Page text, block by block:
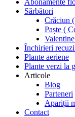
Sărbători
Crăciun
Paște (
Închirieri
Plante aeriene
Plante verzi la
Articole
Blog
Parteneri
Apariții
Contact